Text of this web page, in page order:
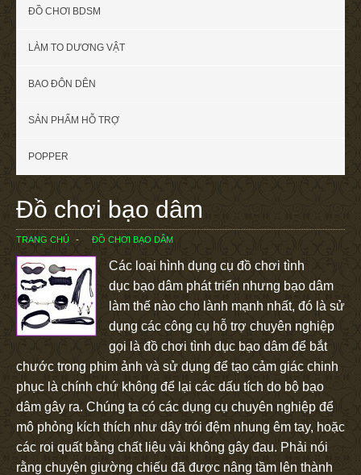
ĐỒ CHƠI BDSM
LÀM TO DƯƠNG VẬT
BAO ĐÔN DÊN
SẢN PHẨM HỖ TRỢ
POPPER
Đồ chơi bạo dâm
TRANG CHỦ ĐỒ CHƠI BẠO DÂM
Các loại hình dụng cụ đồ chơi tình
dục bạo dâm phát triển nhưng bạo dâm
làm thế nào cho lành mạnh nhất, đó là sử
dụng các công cụ hỗ trợ chuyên nghiệp
gọi là đồ chơi tình dục bạo dâm để bắt
chước trong phim ảnh và sử dụng để tạo cảm giác chinh
phục là chính chứ không để lại các dấu tích do bộ bạo
dâm gây ra. Chúng ta có các dụng cụ chuyên nghiệp để
mô phỏng kích thích như dây trói đệm nhung êm tay, hoặc
các roi quất bằng chất liệu vải không gây đau. Phải nói
rằng chuyện giường chiếu đã được nâng tầm lên thành